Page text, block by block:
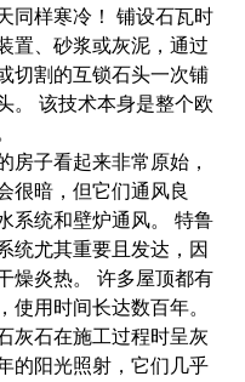
同样寒冷！ 铺设石瓦时
置、砂浆或灰泥，通过
切割的互锁石头一次铺
。 该技术本身是整个欧
房子看起来非常原始，
很暗，但它们通风良
系统和壁炉通风。 特鲁
统尤其重要且发达，因
燥炎热。 许多屋顶都有
使用时间长达数百年。
灰石在施工过程时呈灰
的阳光照射，它们几乎